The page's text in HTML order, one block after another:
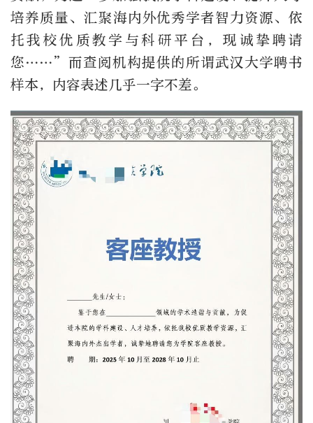
培养质量、汇聚海内外优秀学者智力资源、依
托我校优质教学与科研平台，现诚挚聘请
您……”而查阅机构提供的所谓武汉大学聘书
样本，内容表述几乎一字不差。